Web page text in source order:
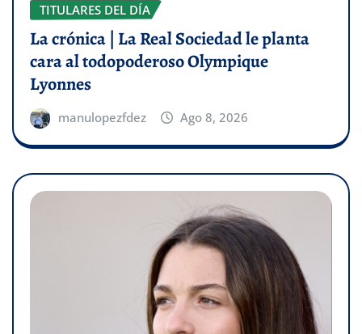
TITULARES DEL DÍA
La crónica | La Real Sociedad le planta
cara al todopoderoso Olympique
Lyonnes
manulopezfdez Ago 8, 2026